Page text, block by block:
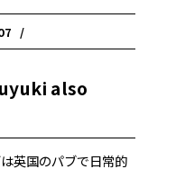
/
also
英国のパブで日常的